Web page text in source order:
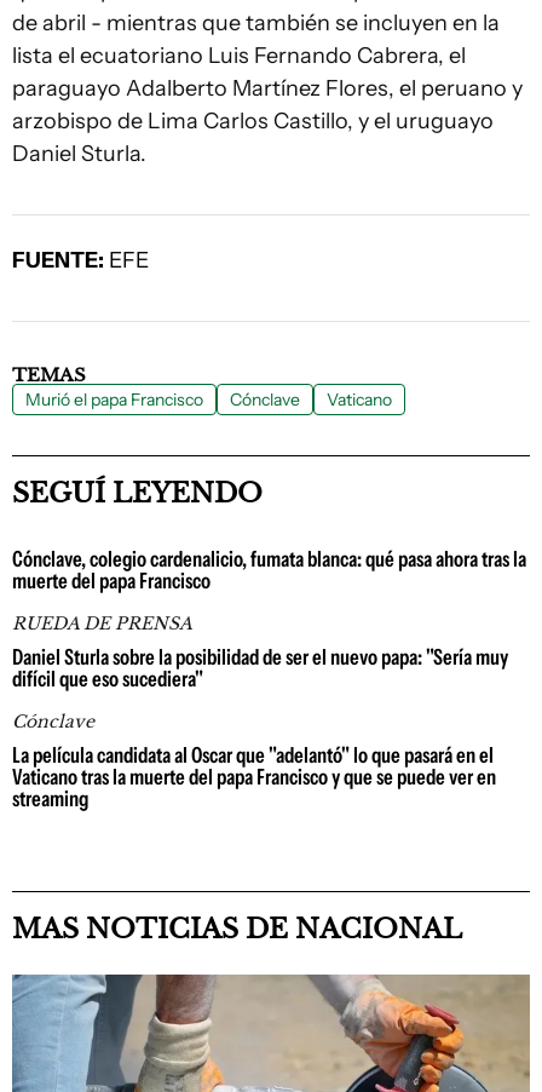
de abril - mientras que también se incluyen en la
lista el ecuatoriano Luis Fernando Cabrera, el
paraguayo Adalberto Martínez Flores, el peruano y
arzobispo de Lima Carlos Castillo, y el uruguayo
Daniel Sturla.
FUENTE: EFE
TEMAS
Murió el papa Francisco Cónclave Vaticano
SEGUÍ LEYENDO
Cónclave, colegio cardenalicio, fumata blanca: qué pasa ahora tras la
muerte del papa Francisco
RUEDA DE PRENSA
Daniel Sturla sobre la posibilidad de ser el nuevo papa: "Sería muy
difícil que eso sucediera"
Cónclave
La película candidata al Oscar que "adelantó" lo que pasará en el
Vaticano tras la muerte del papa Francisco y que se puede ver en
streaming
MAS NOTICIAS DE NACIONAL